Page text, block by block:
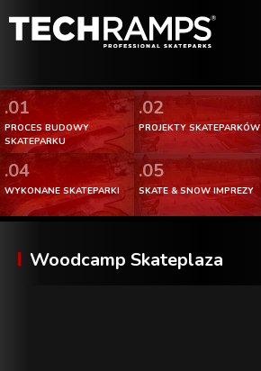
.01
PROCES BUDOWY
SKATEPARKU
.02
PROJEKTY SKATEPARKÓW
.04
WYKONANE SKATEPARKI
.05
SKATE & SNOW IMPREZY
Woodcamp Skateplaza